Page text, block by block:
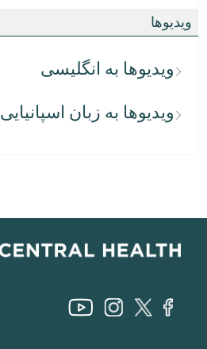
ویدیوها
ویدیوها به انگلیسی
ویدیوها به زبان اسپانیایی